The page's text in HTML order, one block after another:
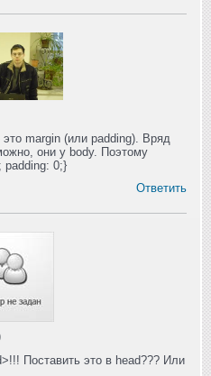
margin (или padding). Вряд
они у body. Поэтому
padding: 0;}
Ответить
Поставить это в head??? Или